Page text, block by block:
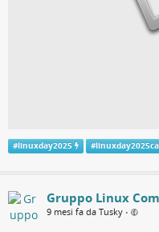
#linuxday2025 #
Gruppo Linux
9 mesi fa da Tusky •